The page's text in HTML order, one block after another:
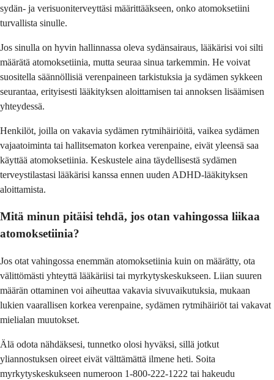
sydän- ja verisuoniterveyttäsi määrittääkseen, onko atomoksetiini
turvallista sinulle.
Jos sinulla on hyvin hallinnassa oleva sydänsairaus, lääkärisi voi silti
määrätä atomoksetiinia, mutta seuraa sinua tarkemmin. He voivat
suositella säännöllisiä verenpaineen tarkistuksia ja sydämen sykkeen
seurantaa, erityisesti lääkityksen aloittamisen tai annoksen lisäämisen
yhteydessä.
Henkilöt, joilla on vakavia sydämen rytmihäiriöitä, vaikea sydämen
vajaatoiminta tai hallitsematon korkea verenpaine, eivät yleensä saa
käyttää atomoksetiinia. Keskustele aina täydellisestä sydämen
terveystilastasi lääkärisi kanssa ennen uuden ADHD-lääkityksen
aloittamista.
Mitä minun pitäisi tehdä, jos otan vahingossa liikaa
atomoksetiinia?
Jos otat vahingossa enemmän atomoksetiinia kuin on määrätty, ota
välittömästi yhteyttä lääkäriisi tai myrkytyskeskukseen. Liian suuren
määrän ottaminen voi aiheuttaa vakavia sivuvaikutuksia, mukaan
lukien vaarallisen korkea verenpaine, sydämen rytmihäiriöt tai vakavat
mielialan muutokset.
Älä odota nähdäksesi, tunnetko olosi hyväksi, sillä jotkut
yliannostuksen oireet eivät välttämättä ilmene heti. Soita
myrkytyskeskukseen numeroon 1-800-222-1222 tai hakeudu